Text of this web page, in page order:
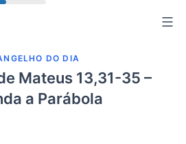
DO DIA
Mateus 13,31-35 –
a Parábola